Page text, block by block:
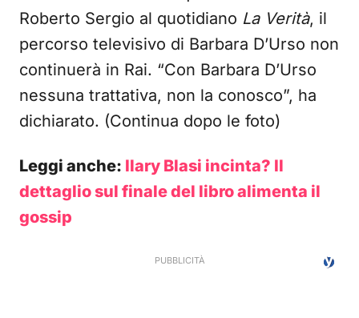
Roberto Sergio al quotidiano La Verità, il
percorso televisivo di Barbara D’Urso non
continuerà in Rai. “Con Barbara D’Urso
nessuna trattativa, non la conosco”, ha
dichiarato. (Continua dopo le foto)
Leggi anche: Ilary Blasi incinta? Il
dettaglio sul finale del libro alimenta il
gossip